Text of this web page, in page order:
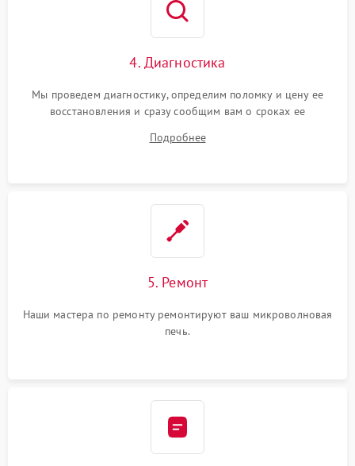
4. Диагностика
Мы проведем диагностику, определим поломку и цену ее
восстановления и сразу сообщим вам о сроках ее
Подробнее
5. Ремонт
Наши мастера по ремонту ремонтируют ваш микроволновая
печь.